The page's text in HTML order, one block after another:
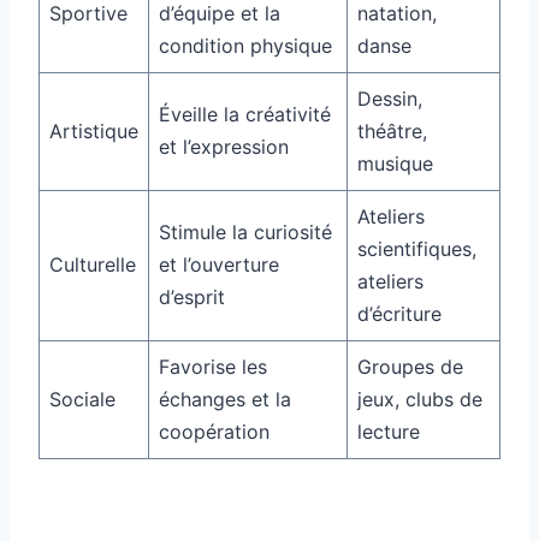
Sportive
d’équipe et la
condition physique
natation,
danse
Artistique
Éveille la créativité
et l’expression
Dessin,
théâtre,
musique
Culturelle
Stimule la curiosité
et l’ouverture
d’esprit
Ateliers
scientifiques,
ateliers
d’écriture
Sociale
Favorise les
échanges et la
coopération
Groupes de
jeux, clubs de
lecture